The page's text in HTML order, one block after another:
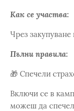
Как се участва:
Чрез закупуване
Пълни правила:
🎁 Спечели
Включи се в
можеш да